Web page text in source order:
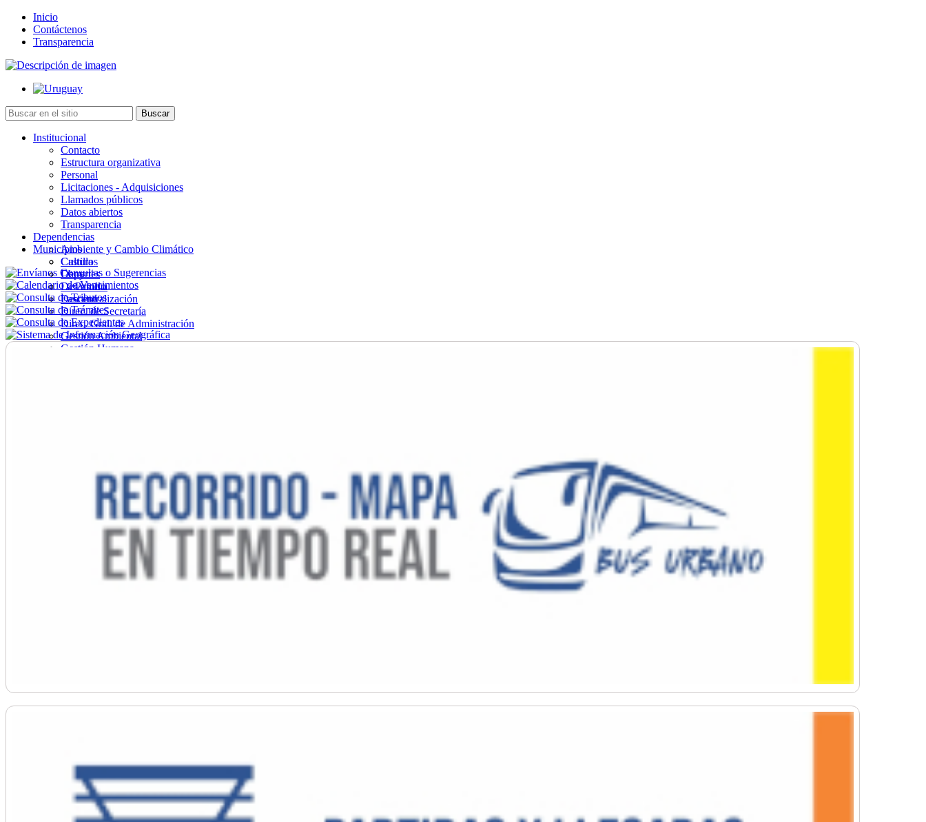
Inicio
Contáctenos
Transparencia
Institucional
Contacto
Estructura organizativa
Personal
Licitaciones - Adquisiciones
Llamados públicos
Datos abiertos
Transparencia
Dependencias
Ambiente y Cambio Climático
Cultura
Deportes
Desarrollo
Descentralización
Direc. de Secretaría
Direc. Gral. de Administración
Gestión Ambiental
Gestión Humana
Municipios
Castillos
Chuy
La Paloma
Lascano